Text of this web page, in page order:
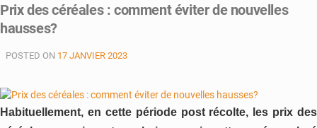
agricole
2023
2024
prévisions
en
Prix des céréales : comment éviter de nouvelles
hausses?
POSTED ON 17 JANVIER 2023
Habituellement, en cette période post récolte, les prix des